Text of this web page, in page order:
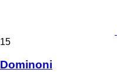
15
Dominoni